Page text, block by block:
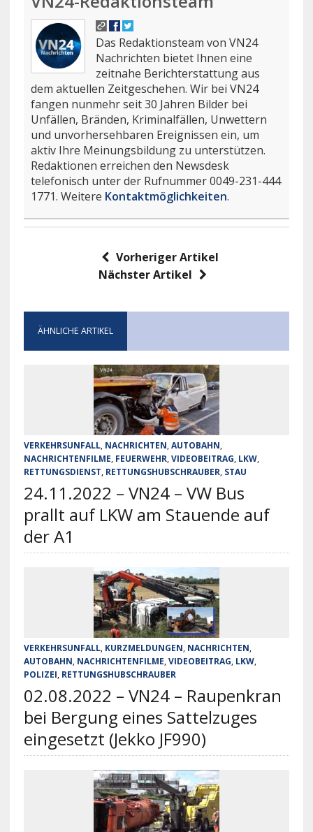
Das Redaktionsteam von VN24
Nachrichten bietet Ihnen eine
zeitnahe Berichterstattung aus
dem aktuellen Zeitgeschehen. Wir bei VN24
fangen nunmehr seit 30 Jahren Bilder bei
Unfällen, Bränden, Kriminalfällen, Unwettern
und unvorhersehbaren Ereignissen ein, um
aktiv Ihre Meinungsbildung zu unterstützen.
Redaktionen erreichen den Newsdesk
telefonisch unter der Rufnummer 0049-231-444
1771. Weitere Kontaktmöglichkeiten.
Vorheriger Artikel
Nächster Artikel
ÄHNLICHE ARTIKEL
VERKEHRSUNFALL, NACHRICHTEN,AUTOBAHN,
NACHRICHTENFILME, FEUERWEHR,VIDEOBEITRAG, LKW,
RETTUNGSDIENST, RETTUNGSHUBSCHRAUBER, STAU
24.11.2022 – VN24 – VW Bus
prallt auf LKW am Stauende auf
der A1
VERKEHRSUNFALL, KURZMELDUNGEN, NACHRICHTEN,
AUTOBAHN, NACHRICHTENFILME,VIDEOBEITRAG, LKW,
POLIZEI, RETTUNGSHUBSCHRAUBER
02.08.2022 – VN24 – Raupenkran
bei Bergung eines Sattelzuges
eingesetzt (Jekko JF990)